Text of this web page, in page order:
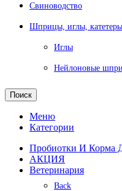
Свиноводство
Шприцы, иглы, катетеры
Иглы
Нейлоновые
Поиск
Меню
Категории
Пробиотки И
АКЦИЯ
Ветеринария
Back